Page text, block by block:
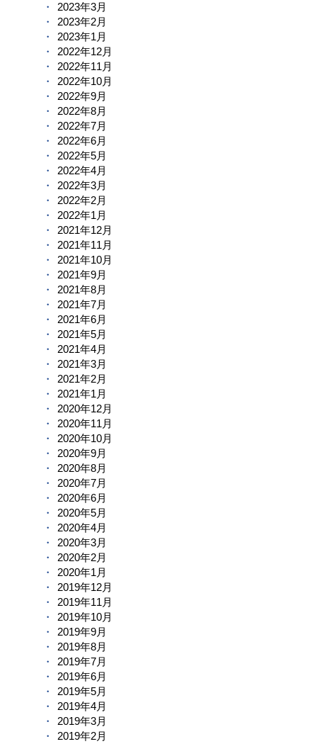
2023年3月
2023年2月
2023年1月
2022年12月
2022年11月
2022年10月
2022年9月
2022年8月
2022年7月
2022年6月
2022年5月
2022年4月
2022年3月
2022年2月
2022年1月
2021年12月
2021年11月
2021年10月
2021年9月
2021年8月
2021年7月
2021年6月
2021年5月
2021年4月
2021年3月
2021年2月
2021年1月
2020年12月
2020年11月
2020年10月
2020年9月
2020年8月
2020年7月
2020年6月
2020年5月
2020年4月
2020年3月
2020年2月
2020年1月
2019年12月
2019年11月
2019年10月
2019年9月
2019年8月
2019年7月
2019年6月
2019年5月
2019年4月
2019年3月
2019年2月